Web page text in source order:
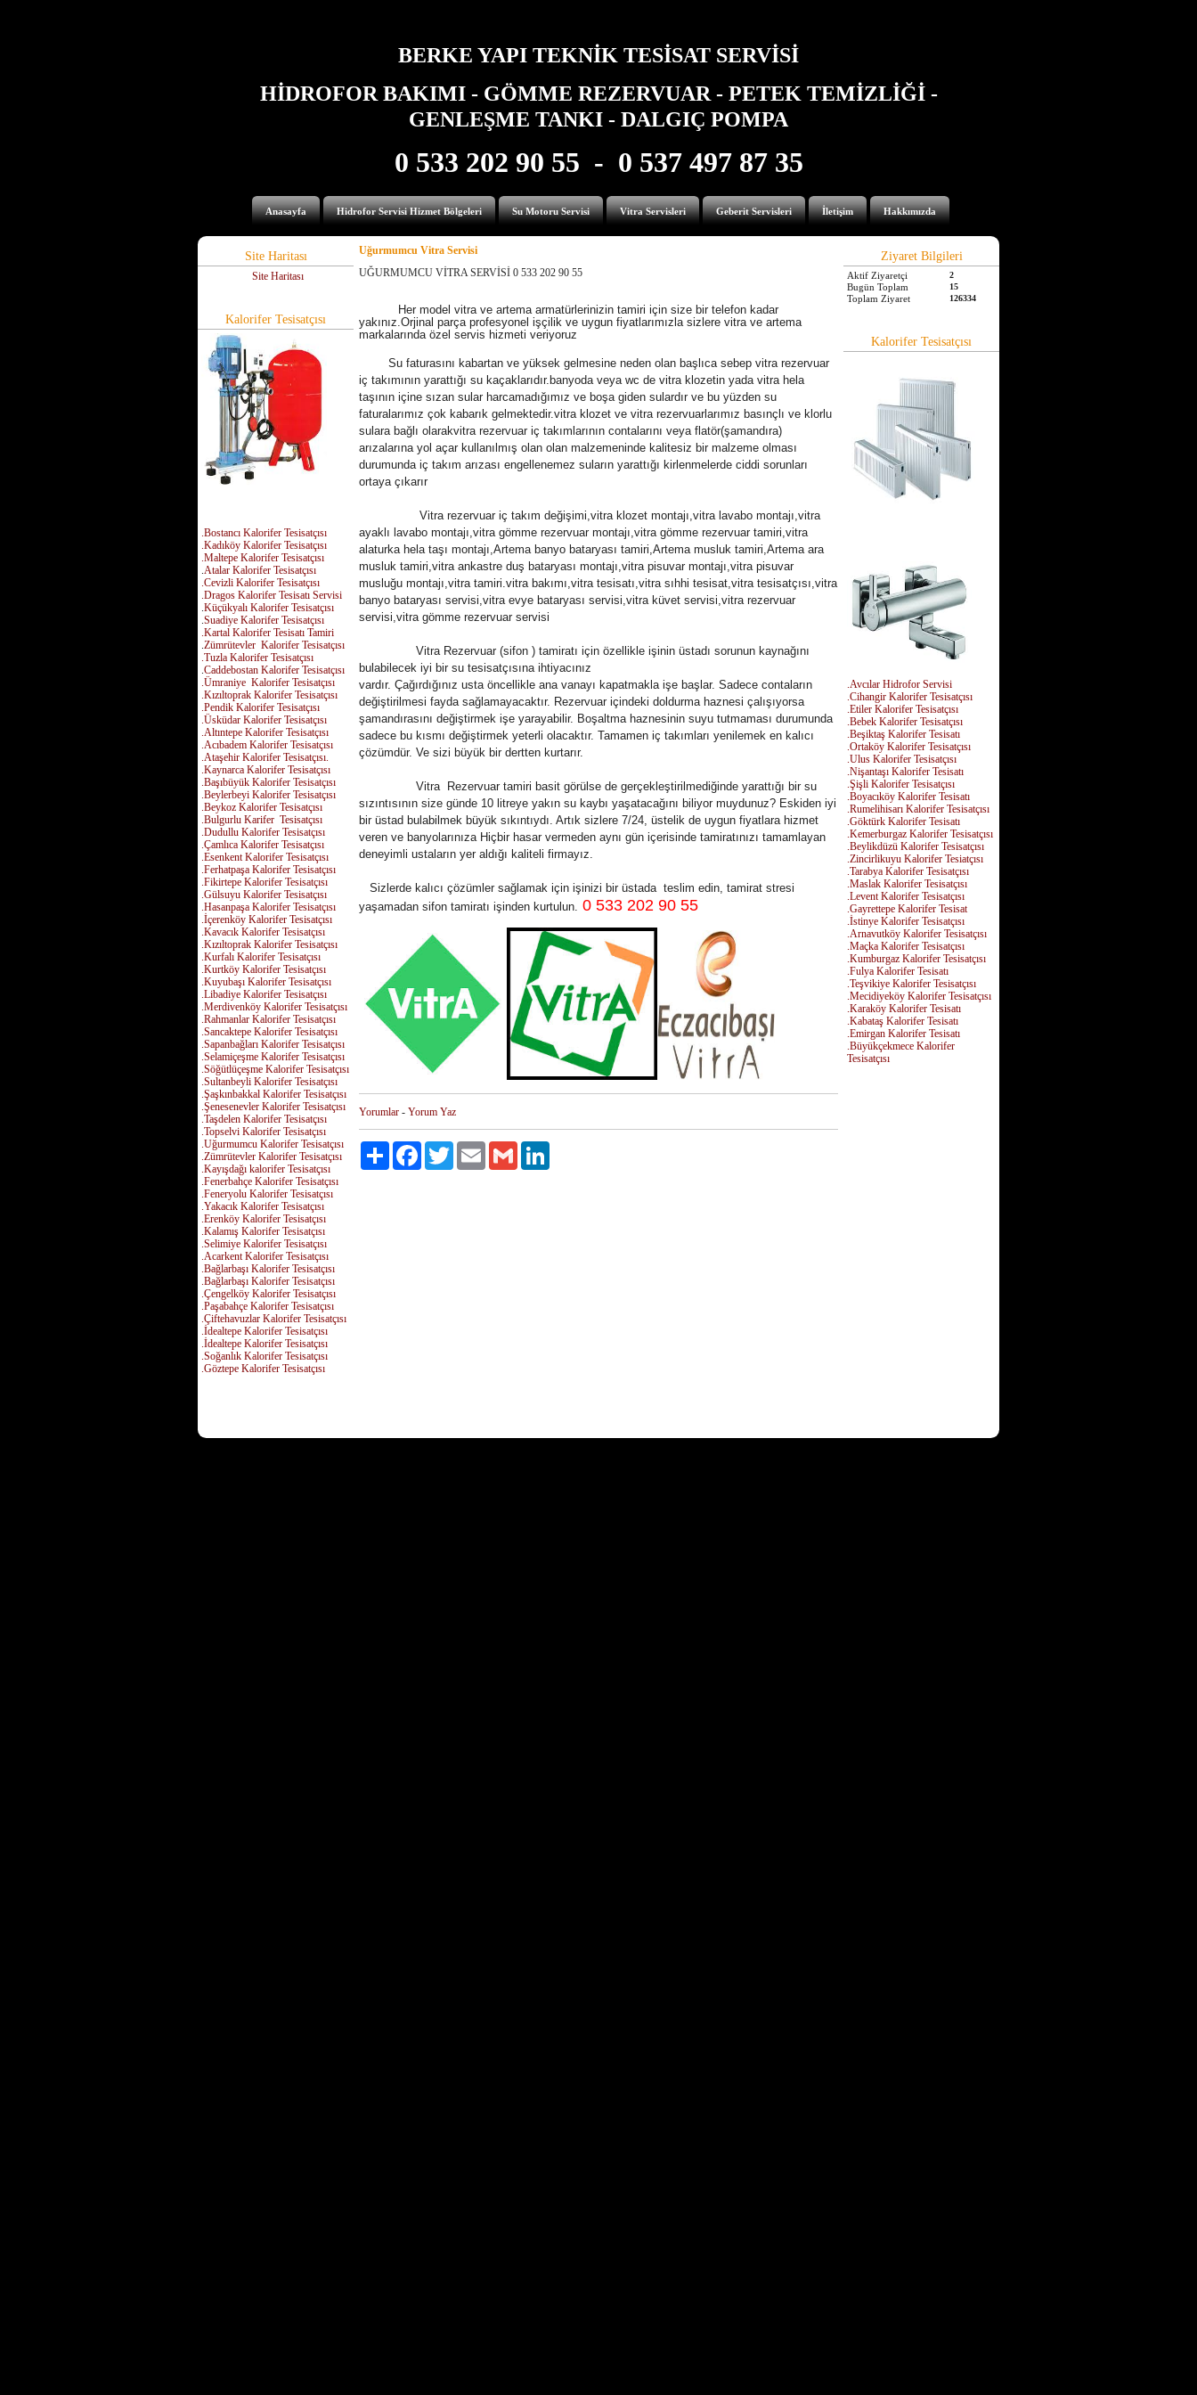
BERKE YAPI TEKNİK TESİSAT SERVİSİ
HİDROFOR BAKIMI - GÖMME REZERVUAR - PETEK TEMİZLİĞİ -
GENLEŞME TANKI - DALGIÇ POMPA
0 533 202 90 55 - 0 537 497 87 35
Anasayfa Hidrofor Servisi Hizmet Bölgeleri Su Motoru Servisi Vitra Servisleri Geberit Servisleri İletişim Hakkımızda
Site Haritası
Site Haritası
Kalorifer Tesisatçısı
.Bostancı Kalorifer Tesisatçısı
.Kadıköy Kalorifer Tesisatçısı
.Maltepe Kalorifer Tesisatçısı
.Atalar Kalorifer Tesisatçısı
.Cevizli Kalorifer Tesisatçısı
.Dragos Kalorifer Tesisatı Servisi
.Küçükyalı Kalorifer Tesisatçısı
.Suadiye Kalorifer Tesisatçısı
.Kartal Kalorifer Tesisatı Tamiri
.Zümrütevler Kalorifer Tesisatçısı
.Tuzla Kalorifer Tesisatçısı
.Caddebostan Kalorifer Tesisatçısı
.Ümraniye Kalorifer Tesisatçısı
.Kızıltoprak Kalorifer Tesisatçısı
.Pendik Kalorifer Tesisatçısı
.Üsküdar Kalorifer Tesisatçısı
.Altıntepe Kalorifer Tesisatçısı
.Acıbadem Kalorifer Tesisatçısı
.Ataşehir Kalorifer Tesisatçısı.
.Kaynarca Kalorifer Tesisatçısı
.Başıbüyük Kalorifer Tesisatçısı
.Beylerbeyi Kalorifer Tesisatçısı
.Beykoz Kalorifer Tesisatçısı
.Bulgurlu Karifer Tesisatçısı
.Dudullu Kalorifer Tesisatçısı
.Çamlıca Kalorifer Tesisatçısı
.Esenkent Kalorifer Tesisatçısı
.Ferhatpaşa Kalorifer Tesisatçısı
.Fikirtepe Kalorifer Tesisatçısı
.Gülsuyu Kalorifer Tesisatçısı
.Hasanpaşa Kalorifer Tesisatçısı
.İçerenköy Kalorifer Tesisatçısı
.Kavacık Kalorifer Tesisatçısı
.Kızıltoprak Kalorifer Tesisatçısı
.Kurfalı Kalorifer Tesisatçısı
.Kurtköy Kalorifer Tesisatçısı
.Kuyubaşı Kalorifer Tesisatçısı
.Libadiye Kalorifer Tesisatçısı
.Merdivenköy Kalorifer Tesisatçısı
.Rahmanlar Kalorifer Tesisatçısı
.Sancaktepe Kalorifer Tesisatçısı
.Sapanbağları Kalorifer Tesisatçısı
.Selamiçeşme Kalorifer Tesisatçısı
.Söğütlüçeşme Kalorifer Tesisatçısı
.Sultanbeyli Kalorifer Tesisatçısı
.Şaşkınbakkal Kalorifer Tesisatçısı
.Şenesenevler Kalorifer Tesisatçısı
.Taşdelen Kalorifer Tesisatçısı
.Topselvi Kalorifer Tesisatçısı
.Uğurmumcu Kalorifer Tesisatçısı
.Zümrütevler Kalorifer Tesisatçısı
.Kayışdağı kalorifer Tesisatçısı
.Fenerbahçe Kalorifer Tesisatçısı
.Feneryolu Kalorifer Tesisatçısı
.Yakacık Kalorifer Tesisatçısı
.Erenköy Kalorifer Tesisatçısı
.Kalamış Kalorifer Tesisatçısı
.Selimiye Kalorifer Tesisatçısı
.Acarkent Kalorifer Tesisatçısı
.Bağlarbaşı Kalorifer Tesisatçısı
.Bağlarbaşı Kalorifer Tesisatçısı
.Çengelköy Kalorifer Tesisatçısı
.Paşabahçe Kalorifer Tesisatçısı
.Çiftehavuzlar Kalorifer Tesisatçısı
.İdealtepe Kalorifer Tesisatçısı
.İdealtepe Kalorifer Tesisatçısı
.Soğanlık Kalorifer Tesisatçısı
.Göztepe Kalorifer Tesisatçısı
Uğurmumcu Vitra Servisi
UĞURMUMCU VİTRA SERVİSİ 0 533 202 90 55
Her model vitra ve artema armatürlerinizin tamiri için size bir telefon kadar
yakınız.Orjinal parça profesyonel işçilik ve uygun fiyatlarımızla sizlere vitra ve artema
markalarında özel servis hizmeti veriyoruz
Su faturasını kabartan ve yüksek gelmesine neden olan başlıca sebep vitra rezervuar
iç takımının yarattığı su kaçaklarıdır.banyoda veya wc de vitra klozetin yada vitra hela
taşının içine sızan sular harcamadığımız ve boşa giden sulardır ve bu yüzden su
faturalarımız çok kabarık gelmektedir.vitra klozet ve vitra rezervuarlarımız basınçlı ve klorlu
sulara bağlı olarakvitra rezervuar iç takımlarının contalarını veya flatör(şamandıra)
arızalarına yol açar kullanılmış olan olan malzemeninde kalitesiz bir malzeme olması
durumunda iç takım arızası engellenemez suların yarattığı kirlenmelerde ciddi sorunları
ortaya çıkarır
Vitra rezervuar iç takım değişimi,vitra klozet montajı,vitra lavabo montajı,vitra
ayaklı lavabo montajı,vitra gömme rezervuar montajı,vitra gömme rezervuar tamiri,vitra
alaturka hela taşı montajı,Artema banyo bataryası tamiri,Artema musluk tamiri,Artema ara
musluk tamiri,vitra ankastre duş bataryası montajı,vitra pisuvar montajı,vitra pisuvar
musluğu montajı,vitra tamiri.vitra bakımı,vitra tesisatı,vitra sıhhi tesisat,vitra tesisatçısı,vitra
banyo bataryası servisi,vitra evye bataryası servisi,vitra küvet servisi,vitra rezervuar
servisi,vitra gömme rezervuar servisi
Vitra Rezervuar (sifon ) tamiratı için özellikle işinin üstadı sorunun kaynağını
bulabilecek iyi bir su tesisatçısına ihtiyacınız
vardır. Çağırdığınız usta öncellikle ana vanayı kapatmakla işe başlar. Sadece contaların
değiştirilmesi fayda sağlamayacaktır. Rezervuar içindeki doldurma haznesi çalışıyorsa
şamandırasını değiştirmek işe yarayabilir. Boşaltma haznesinin suyu tutmaması durumunda
sadece bu kısmı değiştirmek yeterli olacaktır. Tamamen iç takımları yenilemek en kalıcı
çözümdür. Ve sizi büyük bir dertten kurtarır.
Vitra Rezervuar tamiri basit görülse de gerçekleştirilmediğinde yarattığı bir su
sızıntısının size günde 10 litreye yakın su kaybı yaşatacağını biliyor muydunuz? Eskiden iyi
bir üstad bulabilmek büyük sıkıntıydı. Artık sizlere 7/24, üstelik de uygun fiyatlara hizmet
veren ve banyolarınıza Hiçbir hasar vermeden aynı gün içerisinde tamiratınızı tamamlayan
deneyimli ustaların yer aldığı kaliteli firmayız.
Sizlerde kalıcı çözümler sağlamak için işinizi bir üstada teslim edin, tamirat stresi
yaşamadan sifon tamiratı işinden kurtulun. 0 533 202 90 55
Yorumlar - Yorum Yaz
Paylaş FacebookTwitter Email Gmail
Ziyaret Bilgileri
Aktif Ziyaretçi 2
Bugün Toplam 15
Toplam Ziyaret 126334
Kalorifer Tesisatçısı
.Avcılar Hidrofor Servisi
.Cihangir Kalorifer Tesisatçısı
.Etiler Kalorifer Tesisatçısı
.Bebek Kalorifer Tesisatçısı
.Beşiktaş Kalorifer Tesisatı
.Ortaköy Kalorifer Tesisatçısı
.Ulus Kalorifer Tesisatçısı
.Nişantaşı Kalorifer Tesisatı
.Şişli Kalorifer Tesisatçısı
.Boyacıköy Kalorifer Tesisatı
.Rumelihisarı Kalorifer Tesisatçısı
.Göktürk Kalorifer Tesisatı
.Kemerburgaz Kalorifer Tesisatçısı
.Beylikdüzü Kalorifer Tesisatçısı
.Zincirlikuyu Kalorifer Tesiatçısı
.Tarabya Kalorifer Tesisatçısı
.Maslak Kalorifer Tesisatçısı
.Levent Kalorifer Tesisatçısı
.Gayrettepe Kalorifer Tesisat
.İstinye Kalorifer Tesisatçısı
.Arnavutköy Kalorifer Tesisatçısı
.Maçka Kalorifer Tesisatçısı
.Kumburgaz Kalorifer Tesisatçısı
.Fulya Kalorifer Tesisatı
.Teşvikiye Kalorifer Tesisatçısı
.Mecidiyeköy Kalorifer Tesisatçısı
.Karaköy Kalorifer Tesisatı
.Kabataş Kalorifer Tesisatı
.Emirgan Kalorifer Tesisatı
.Büyükçekmece Kalorifer
Tesisatçısı